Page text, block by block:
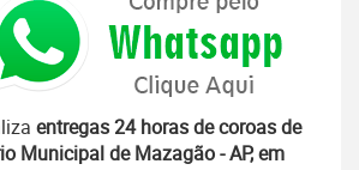
entregas 24 horas de coroas de
Municipal de Mazagão - AP, em